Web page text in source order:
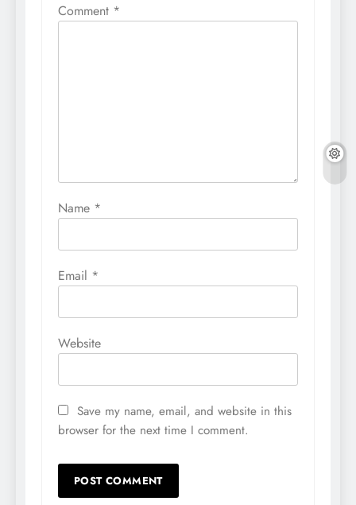
Comment *
Name *
Email *
Website
Save my name, email, and website in this
browser for the next time I comment.